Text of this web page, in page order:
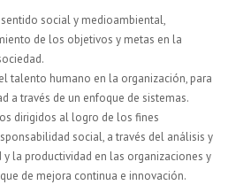
social y medioambiental,
de los objetivos y metas en la
talento humano en la organización, para
a través de un enfoque de sistemas.
dirigidos al logro de los fines
social, a través del análisis y
la productividad en las organizaciones y
de mejora continua e innovación.